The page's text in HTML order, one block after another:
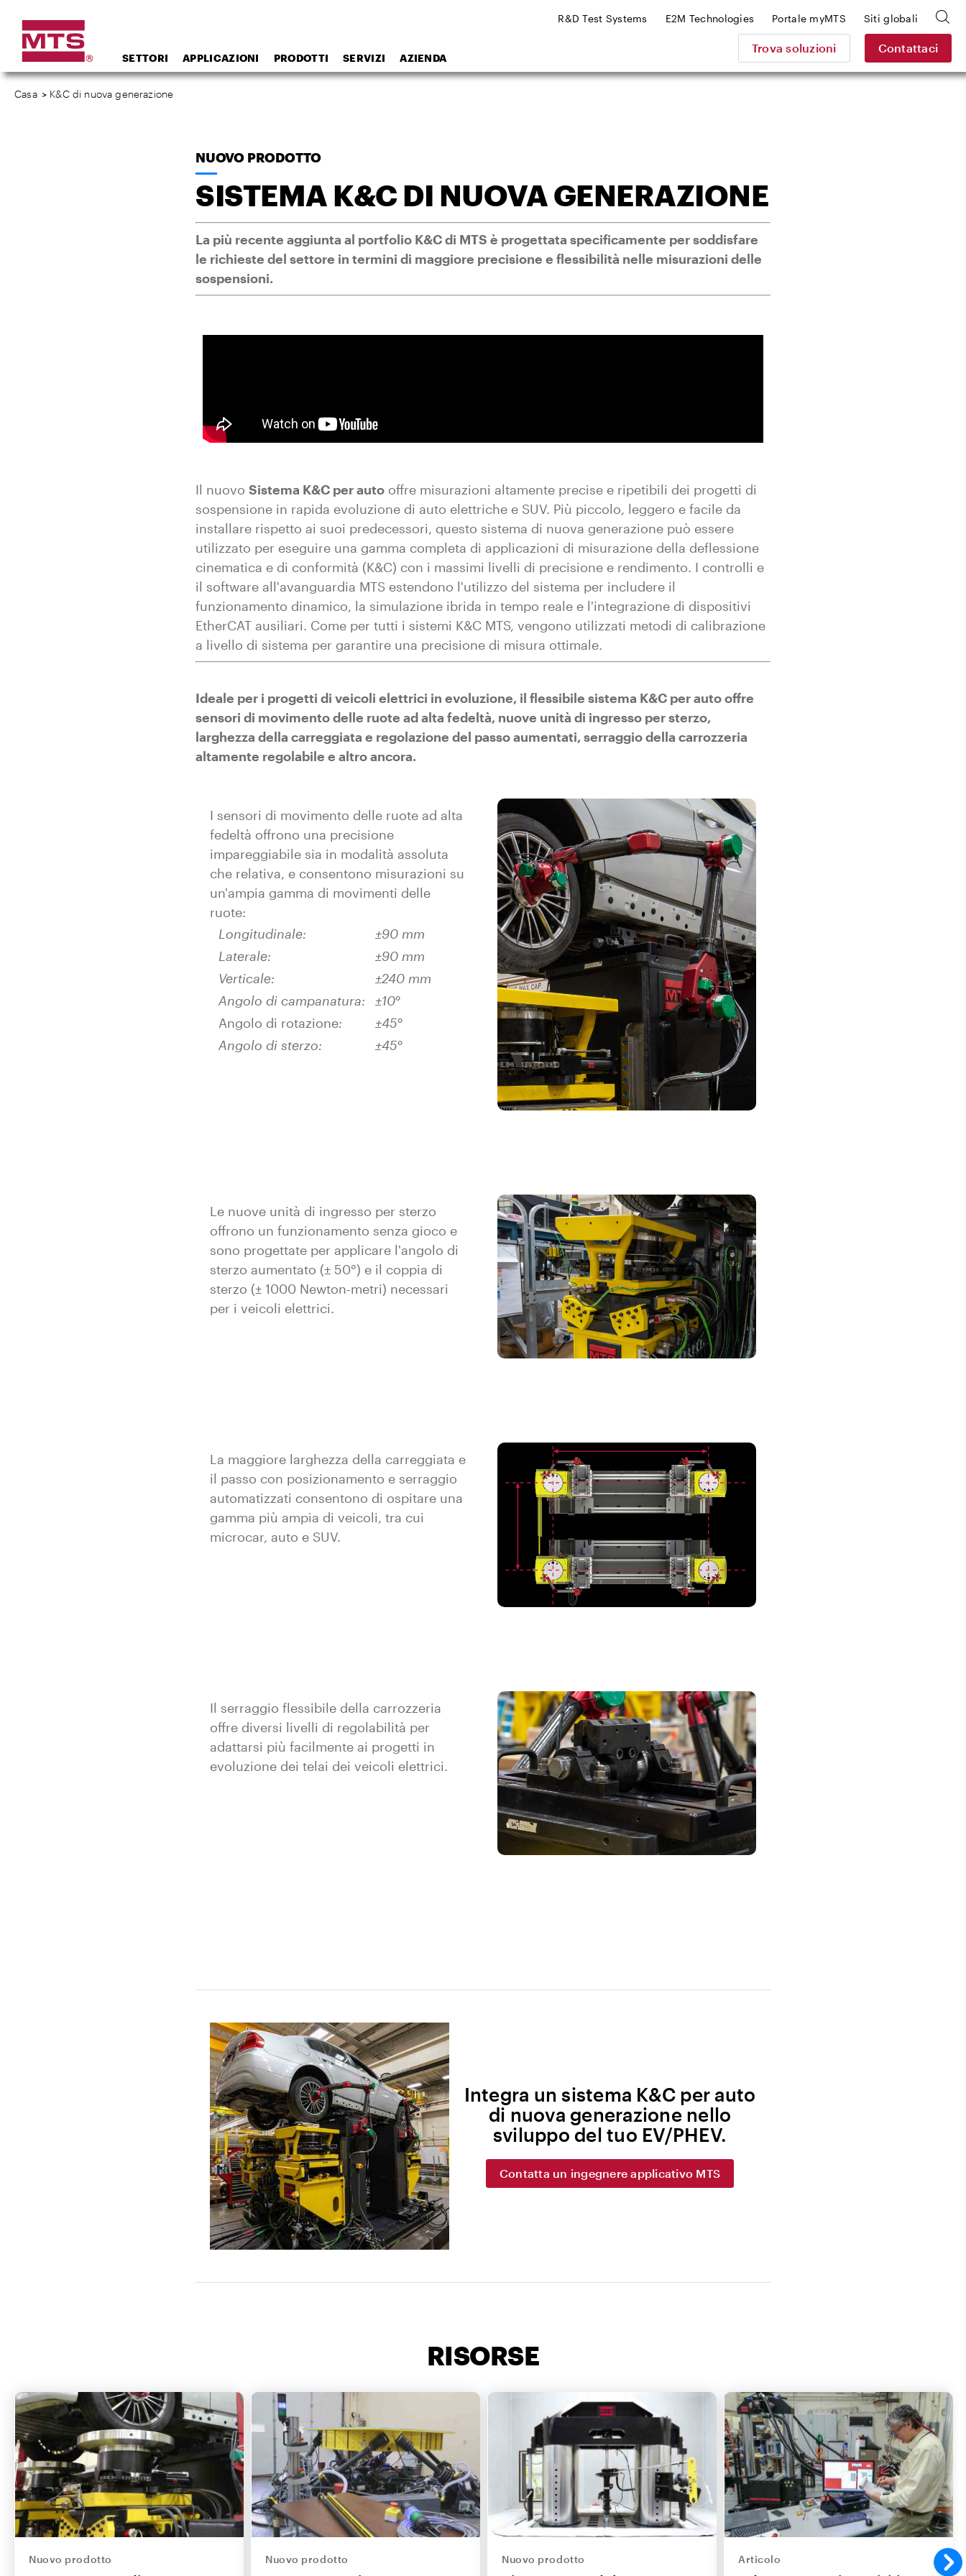
SETTORI APPLICAZIONI PRODOTTI SERVIZI AZIENDA
Trova soluzioni Contattaci
R&D Test Systems E2M Technologies Portale myMTS Siti globali
Casa > K&C di nuova generazione
NUOVO PRODOTTO
SISTEMA K&C DI NUOVA GENERAZIONE
La più recente aggiunta al portfolio K&C di MTS è progettata specificamente per soddisfare
le richieste del settore in termini di maggiore precisione e flessibilità nelle misurazioni delle
sospensioni.
Il nuovo Sistema K&C per auto offre misurazioni altamente precise e ripetibili dei progetti di
sospensione in rapida evoluzione di auto elettriche e SUV. Più piccolo, leggero e facile da
installare rispetto ai suoi predecessori, questo sistema di nuova generazione può essere
utilizzato per eseguire una gamma completa di applicazioni di misurazione della deflessione
cinematica e di conformità (K&C) con i massimi livelli di precisione e rendimento. I controlli e
il software all'avanguardia MTS estendono l'utilizzo del sistema per includere il
funzionamento dinamico, la simulazione ibrida in tempo reale e l'integrazione di dispositivi
EtherCAT ausiliari. Come per tutti i sistemi K&C MTS, vengono utilizzati metodi di calibrazione
a livello di sistema per garantire una precisione di misura ottimale.
Ideale per i progetti di veicoli elettrici in evoluzione, il flessibile sistema K&C per auto offre
sensori di movimento delle ruote ad alta fedeltà, nuove unità di ingresso per sterzo,
larghezza della carreggiata e regolazione del passo aumentati, serraggio della carrozzeria
altamente regolabile e altro ancora.
I sensori di movimento delle ruote ad alta
fedeltà offrono una precisione
impareggiabile sia in modalità assoluta
che relativa, e consentono misurazioni su
un'ampia gamma di movimenti delle
ruote:
Longitudinale:
±90 mm
Laterale:
±90 mm
Verticale:
±240 mm
Angolo di campanatura:
±10°
Angolo di rotazione:
±45°
Angolo di sterzo:
±45°
Le nuove unità di ingresso per sterzo
offrono un funzionamento senza gioco e
sono progettate per applicare l'angolo di
sterzo aumentato (± 50°) e il coppia di
sterzo (± 1000 Newton-metri) necessari
per i veicoli elettrici.
La maggiore larghezza della carreggiata e
il passo con posizionamento e serraggio
automatizzati consentono di ospitare una
gamma più ampia di veicoli, tra cui
microcar, auto e SUV.
Il serraggio flessibile della carrozzeria
offre diversi livelli di regolabilità per
adattarsi più facilmente ai progetti in
evoluzione dei telai dei veicoli elettrici.
Integra un sistema K&C per auto
di nuova generazione nello
sviluppo del tuo EV/PHEV.
Contatta un ingegnere applicativo MTS
RISORSE
Nuovo prodotto Nuovo prodotto Nuovo prodotto Articolo